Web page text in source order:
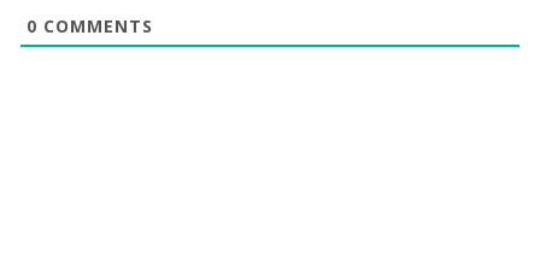
0 COMMENTS